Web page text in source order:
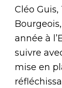
Cléo
année à
suivre
mise en